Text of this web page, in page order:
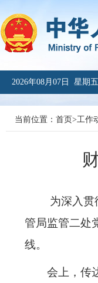
2026年08月07日 星期五
当前位置： 首页>工作
为深入
管局监管二处
线。
会 上，传